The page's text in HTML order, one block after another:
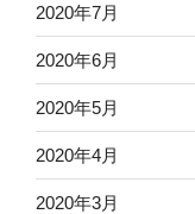
2020年7月
2020年6月
2020年5月
2020年4月
2020年3月